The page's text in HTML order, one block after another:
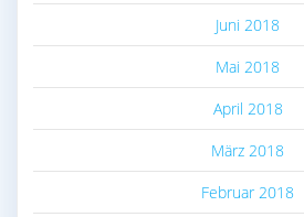
Juni 2018
Mai 2018
April 2018
März 2018
Februar 2018